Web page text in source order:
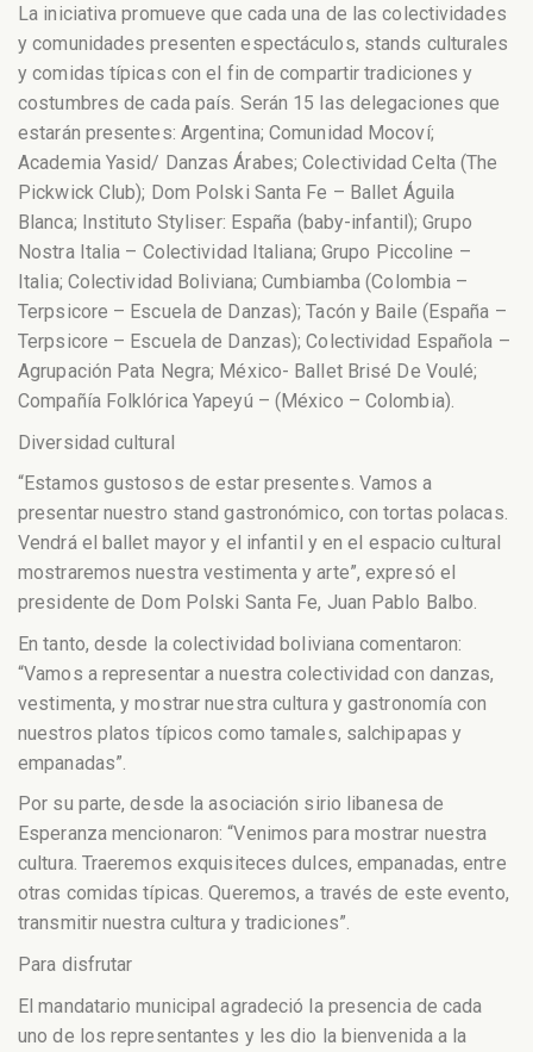
La iniciativa promueve que cada una de las colectividades
y comunidades presenten espectáculos, stands culturales
y comidas típicas con el fin de compartir tradiciones y
costumbres de cada país. Serán 15 las delegaciones que
estarán presentes: Argentina; Comunidad Mocoví;
Academia Yasid/ Danzas Árabes; Colectividad Celta (The
Pickwick Club); Dom Polski Santa Fe – Ballet Águila
Blanca; Instituto Styliser: España (baby-infantil); Grupo
Nostra Italia – Colectividad Italiana; Grupo Piccoline –
Italia; Colectividad Boliviana; Cumbiamba (Colombia –
Terpsicore – Escuela de Danzas); Tacón y Baile (España –
Terpsicore – Escuela de Danzas); Colectividad Española –
Agrupación Pata Negra; México- Ballet Brisé De Voulé;
Compañía Folklórica Yapeyú – (México – Colombia).
Diversidad cultural
“Estamos gustosos de estar presentes. Vamos a
presentar nuestro stand gastronómico, con tortas polacas.
Vendrá el ballet mayor y el infantil y en el espacio cultural
mostraremos nuestra vestimenta y arte”, expresó el
presidente de Dom Polski Santa Fe, Juan Pablo Balbo.
En tanto, desde la colectividad boliviana comentaron:
“Vamos a representar a nuestra colectividad con danzas,
vestimenta, y mostrar nuestra cultura y gastronomía con
nuestros platos típicos como tamales, salchipapas y
empanadas”.
Por su parte, desde la asociación sirio libanesa de
Esperanza mencionaron: “Venimos para mostrar nuestra
cultura. Traeremos exquisiteces dulces, empanadas, entre
otras comidas típicas. Queremos, a través de este evento,
transmitir nuestra cultura y tradiciones”.
Para disfrutar
El mandatario municipal agradeció la presencia de cada
uno de los representantes y les dio la bienvenida a la